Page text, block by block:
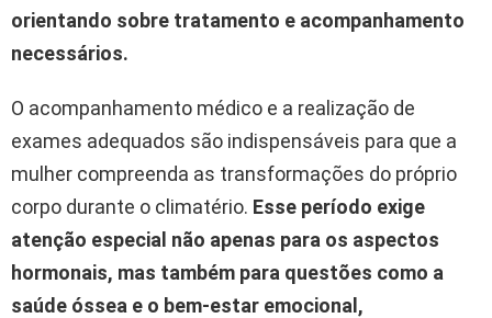
orientando sobre tratamento e acompanhamento
necessários.
O acompanhamento médico e a realização de
exames adequados são indispensáveis para que a
mulher compreenda as transformações do próprio
corpo durante o climatério. Esse período exige
atenção especial não apenas para os aspectos
hormonais, mas também para questões como a
saúde óssea e o bem-estar emocional,